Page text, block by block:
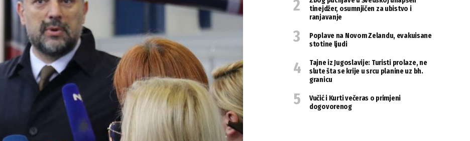
tinejdžer, osumnjičen za ubistvo i
ranjavanje
Poplave na Novom Zelandu, evakuisane
stotine ljudi
Tajne iz Jugoslavije: Turisti prolaze, ne
slute šta se krije u srcu planine uz bh.
granicu
Vučić i Kurti večeras o primjeni
dogovorenog